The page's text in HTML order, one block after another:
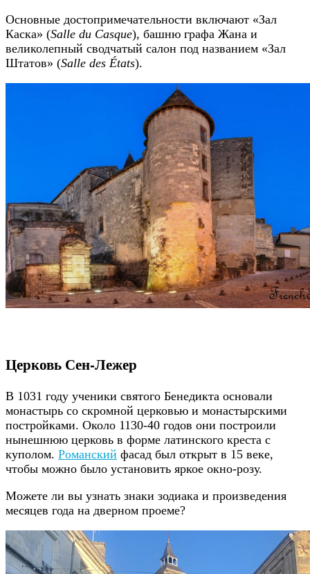
Основные достопримечательности включают «Зал
Каска» (Salle du Casque), башню графа Жана и
великолепный сводчатый салон под названием «Зал
Штатов» (Salle des États).
Церковь Сен-Лежер
В 1031 году ученики святого Бенедикта основали
монастырь со скромной церковью и монастырскими
постройками. Около 1130-40 годов они построили
нынешнюю церковь в форме латинского креста с
куполом. Романский фасад был открыт в 15 веке,
чтобы можно было установить яркое окно-розу.
Можете ли вы узнать знаки зодиака и произведения
месяцев года на дверном проеме?